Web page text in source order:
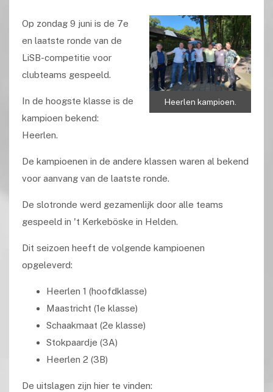
Heerlen kampioen.
Op zondag 9 juni is de 7e
en laatste ronde van de
LiSB-competitie voor
clubteams gespeeld.
In de hoogste klasse is de
kampioen bekend:
Heerlen.
De kampioenen in de andere klassen waren al bekend
voor aanvang van de laatste ronde.
De slotronde werd gezamenlijk door alle teams
gespeeld in 't Kerkeböske in Helden.
Dit seizoen heeft de volgende kampioenen
opgeleverd:
Heerlen 1 (hoofdklasse)
Maastricht (1e klasse)
Schaakmaat (2e klasse)
Stokpaardje (3A)
Heerlen 2 (3B)
De uitslagen zijn hier te vinden: